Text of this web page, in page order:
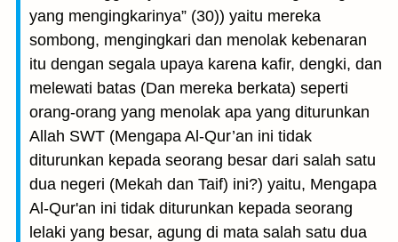
yang mengingkarinya” (30)) yaitu mereka
sombong, mengingkari dan menolak kebenaran
itu dengan segala upaya karena kafir, dengki, dan
melewati batas (Dan mereka berkata) seperti
orang-orang yang menolak apa yang diturunkan
Allah SWT (Mengapa Al-Qur’an ini tidak
diturunkan kepada seorang besar dari salah satu
dua negeri (Mekah dan Taif) ini?) yaitu, Mengapa
Al-Qur'an ini tidak diturunkan kepada seorang
lelaki yang besar, agung di mata salah satu dua